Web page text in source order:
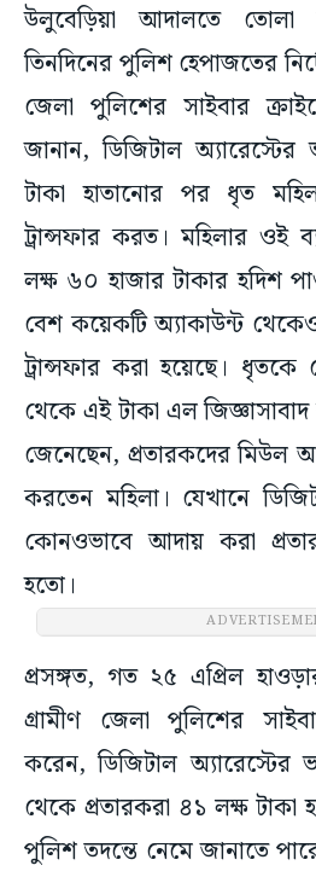
উলুবেড়িয়া আদালতে তোলা
তিনদিনের পুলিশ হেপাজতের
জেলা পুলিশের সাইবার
জানান, ডিজিটাল অ্যারেস্টের
টাকা হাতানোর পর ধৃত
ট্রান্সফার করত। মহিলার ওই
লক্ষ ৬০ হাজার টাকার হদিশ
বেশ কয়েকটি অ্যাকাউন্ট
ট্রান্সফার করা হয়েছে।
থেকে এই টাকা এল জিজ্ঞাসাবাদ
জেনেছেন, প্রতারকদের মিউল
করতেন মহিলা। যেখানে
কোনওভাবে আদায় করা
হতো।
প্রসঙ্গত, গত ২৫ এপ্রিল
গ্রামীণ জেলা পুলিশের
করেন, ডিজিটাল অ্যারেস্টের
থেকে প্রতারকরা ৪১ লক্ষ টাকা
পুলিশ তদন্তে নেমে জানাতে